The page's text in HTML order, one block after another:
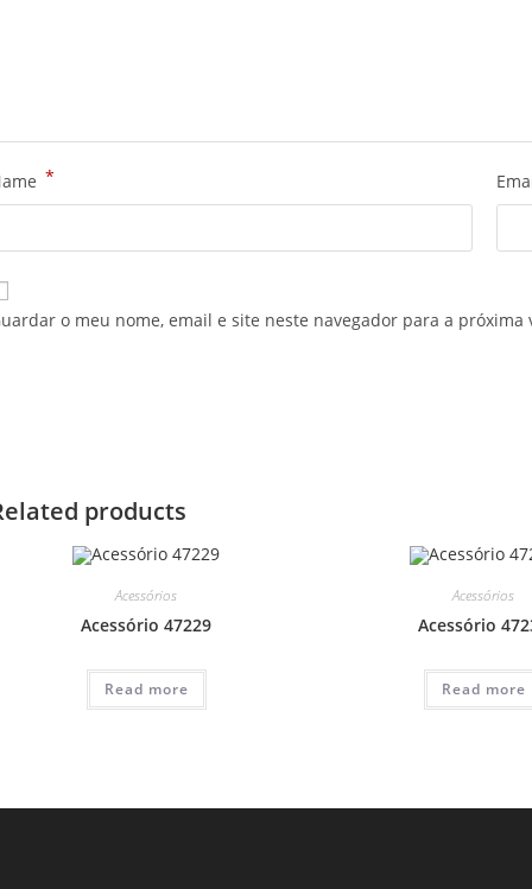
*
o meu nome, email e site neste navegador para a próxima
products
Acessórios
Acessório 47229
Read more
Acessórios
Acessório
Read more